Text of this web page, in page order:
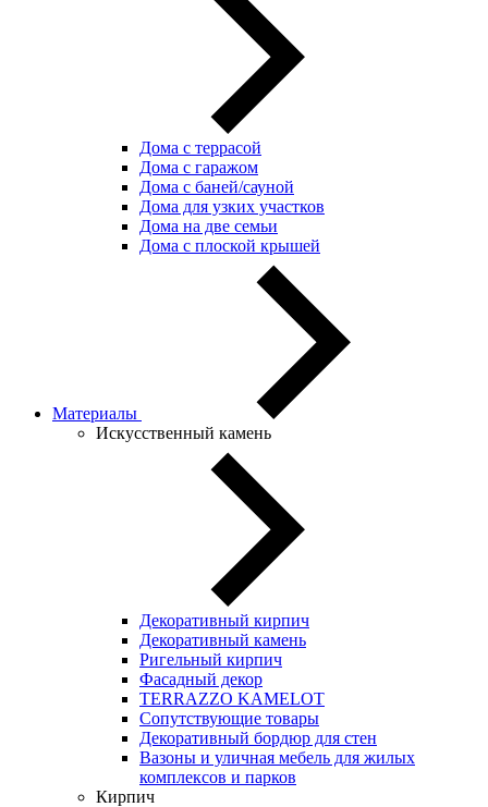
Дома с террасой
Дома с гаражом
Дома с баней/сауной
Дома для узких участков
Дома на две семьи
Дома с плоской крышей
Материалы
Искусственный камень
Декоративный кирпич
Декоративный камень
Ригельный кирпич
Фасадный декор
TERRAZZO KAMELOT
Сопутствующие товары
Декоративный бордюр для стен
Вазоны и уличная мебель для жилых
комплексов и парков
Кирпич